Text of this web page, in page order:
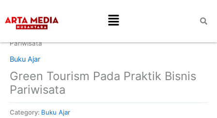
content
Menu
Home/Buku Ajar
Pariwisata
Buku Ajar
Green Tourism Pada Praktik Bisnis
Pariwisata
Category: Buku Ajar